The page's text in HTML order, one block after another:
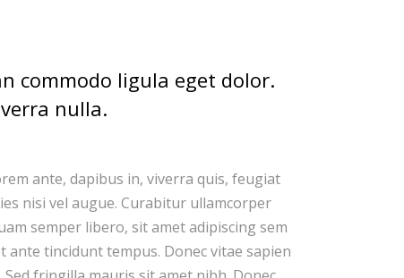
commodo ligula eget dolor.
nulla.
ante, dapibus in, viverra quis, feugiat
nisi vel augue. Curabitur ullamcorper
semper libero, sit amet adipiscing sem
ante tincidunt tempus. Donec vitae sapien